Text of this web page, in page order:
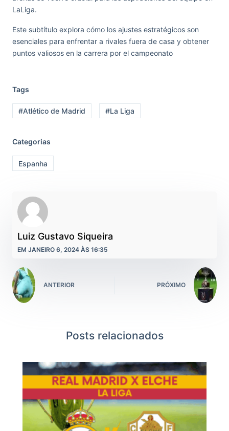
LaLiga.
Este subtítulo explora cómo los ajustes estratégicos son
esenciales para enfrentar a rivales fuera de casa y obtener
puntos valiosos en la carrera por el campeonato
Tags
#Atlético de Madrid #La Liga
Categorias
Espanha
Luiz Gustavo Siqueira
EM JANEIRO 6, 2024 ÀS 16:35
ANTERIOR PRÓXIMO
Posts relacionados